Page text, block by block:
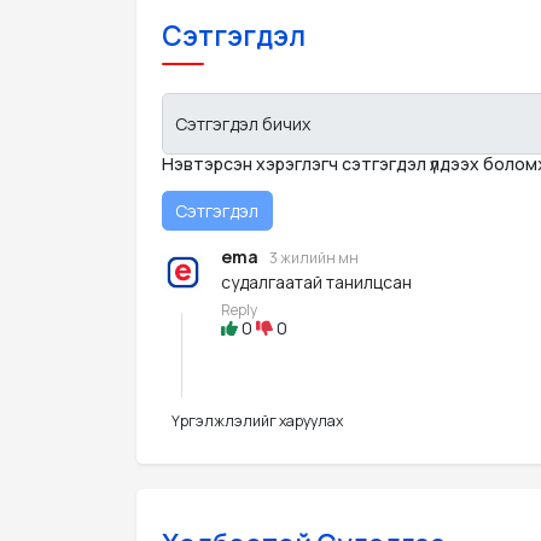
Сэтгэгдэл
Сэтгэгдэл бичих
Нэвтэрсэн хэрэглэгч сэтгэгдэл үлдээх
ema 3 жилийн өмнө
судалгаатай танилцсан
Reply
0 0
Үргэлжлэлийг харуулах